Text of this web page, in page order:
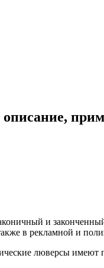
и
в рекламной и
люверсы